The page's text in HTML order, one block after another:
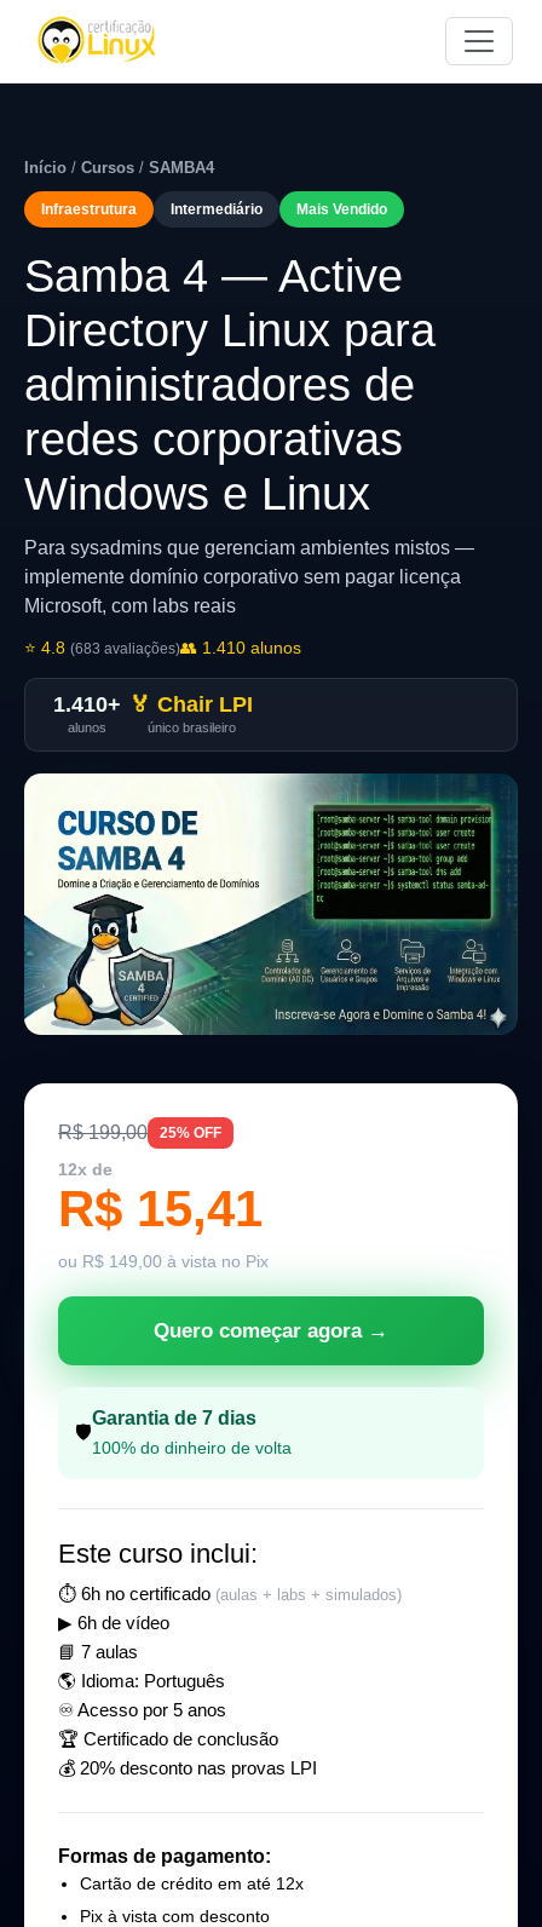
Início / Cursos / SAMBA4
Infraestrutura Intermediário Mais Vendido
Samba 4 — Active
Directory Linux para
administradores de
redes corporativas
Windows e Linux
Para sysadmins que gerenciam ambientes mistos —
implemente domínio corporativo sem pagar licença
Microsoft, com labs reais
⭐ 4.8 (683 avaliações)👥 1.410 alunos
1.410+
alunos
🏅 Chair LPI
único brasileiro
R$ 199,00 25% OFF
12x de
R$ 15,41
ou R$ 149,00 à vista no Pix
Quero começar agora →
🛡️
Garantia de 7 dias
100% do dinheiro de volta
Este curso inclui:
⏱ 6h no certificado (aulas + labs + simulados)
▶ 6h de vídeo
📘 7 aulas
🌎 Idioma: Português
♾ Acesso por 5 anos
🏆 Certificado de conclusão
💰 20% desconto nas provas LPI
Formas de pagamento:
Cartão de crédito em até 12x
Pix à vista com desconto